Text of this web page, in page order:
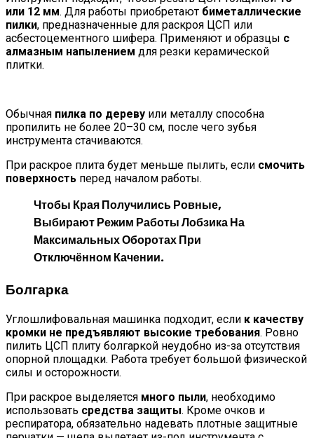
или 12 мм. Для работы приобретают биметаллические
пилки, предназначенные для раскроя ЦСП или
асбестоцементного шифера. Применяют и образцы с
алмазным напылением для резки керамической
плитки.
Обычная пилка по дереву или металлу способна
пропилить не более 20–30 см, после чего зубья
инструмента стачиваются.
При раскрое плита будет меньше пылить, если смочить
поверхность перед началом работы.
Чтобы Края Получились Ровные,
Выбирают Режим Работы Лобзика На
Максимальных Оборотах При
Отключённом Качении.
Болгарка
Углошлифовальная машинка подходит, если к качеству
кромки не предъявляют высокие требования. Ровно
пилить ЦСП плиту болгаркой неудобно из-за отсутствия
опорной площадки. Работа требует большой физической
силы и осторожности.
При раскрое выделяется много пыли, необходимо
использовать средства защиты. Кроме очков и
респиратора, обязательно надевать плотные защитные